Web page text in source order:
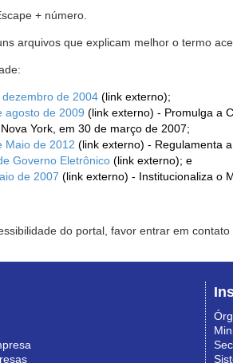
+ número.
arquivos que explicam melhor o termo
de 2004 (link externo);
agosto de 2009 (link externo) - Promulga a
York, em 30 de março de 2007;
Maio de 2012 (link externo) - Regulamenta
Governo Eletrônico (link externo); e
de 2007 (link externo) - Institucionaliza o
do portal, favor entrar em